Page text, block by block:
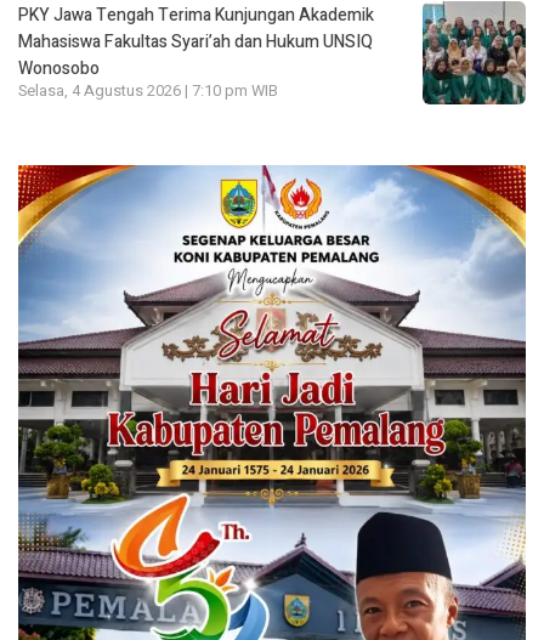
PKY Jawa Tengah Terima Kunjungan Akademik
Mahasiswa Fakultas Syari’ah dan Hukum UNSIQ
Wonosobo
Selasa, 4 Agustus 2026 | 7:10 pm WIB